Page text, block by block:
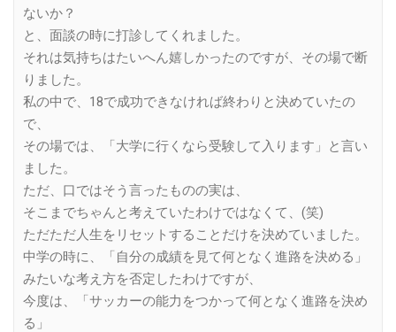
ないか？
と、面談の時に打診してくれました。
それは気持ちはたいへん嬉しかったのですが、その場で断
りました。
私の中で、18で成功できなければ終わりと決めていたの
で、
その場では、「大学に行くなら受験して入ります」と言い
ました。
ただ、口ではそう言ったものの実は、
そこまでちゃんと考えていたわけではなくて、(笑)
ただただ人生をリセットすることだけを決めていました。
中学の時に、「自分の成績を見て何となく進路を決める」
みたいな考え方を否定したわけですが、
今度は、「サッカーの能力をつかって何となく進路を決め
る」